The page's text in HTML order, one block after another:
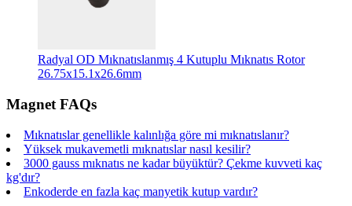
Radyal OD Mıknatıslanmış 4 Kutuplu Mıknatıs Rotor
26.75x15.1x26.6mm
Magnet FAQs
Mıknatıslar genellikle kalınlığa göre mi mıknatıslanır?
Yüksek mukavemetli mıknatıslar nasıl kesilir?
3000 gauss mıknatıs ne kadar büyüktür? Çekme kuvveti kaç
kg'dır?
Enkoderde en fazla kaç manyetik kutup vardır?